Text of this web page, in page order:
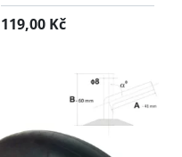
119,00 Kč